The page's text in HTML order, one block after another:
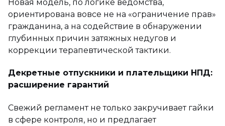
Новая модель, по логике ведомства,
ориентирована вовсе не на «ограничение прав»
гражданина, а на содействие в обнаружении
глубинных причин затяжных недугов и
коррекции терапевтической тактики.
Декретные отпускники и плательщики НПД:
расширение гарантий
Свежий регламент не только закручивает гайки
в сфере контроля, но и предлагает